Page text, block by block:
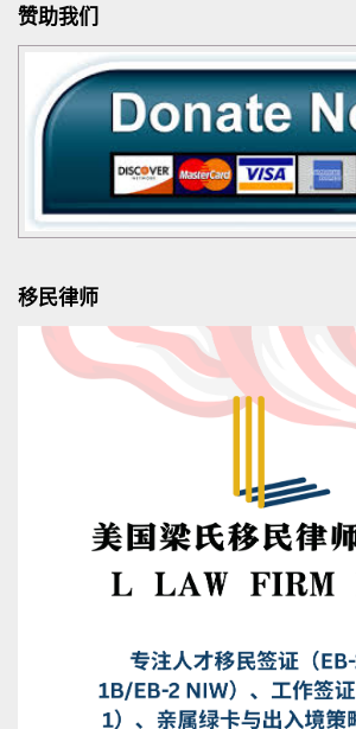
赞助我们
移民律师